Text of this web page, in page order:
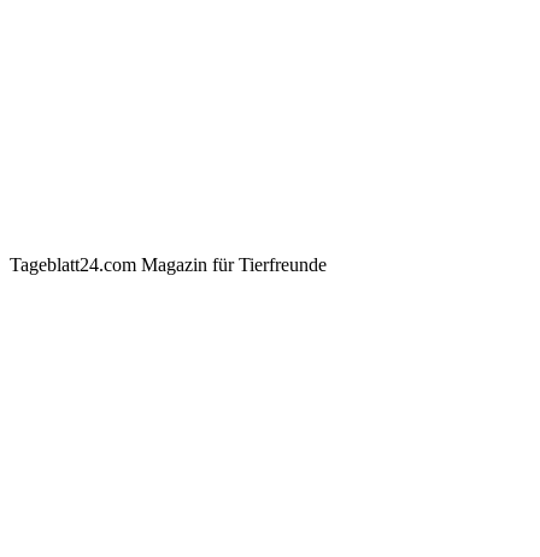
Tageblatt24.com Magazin für Tierfreunde